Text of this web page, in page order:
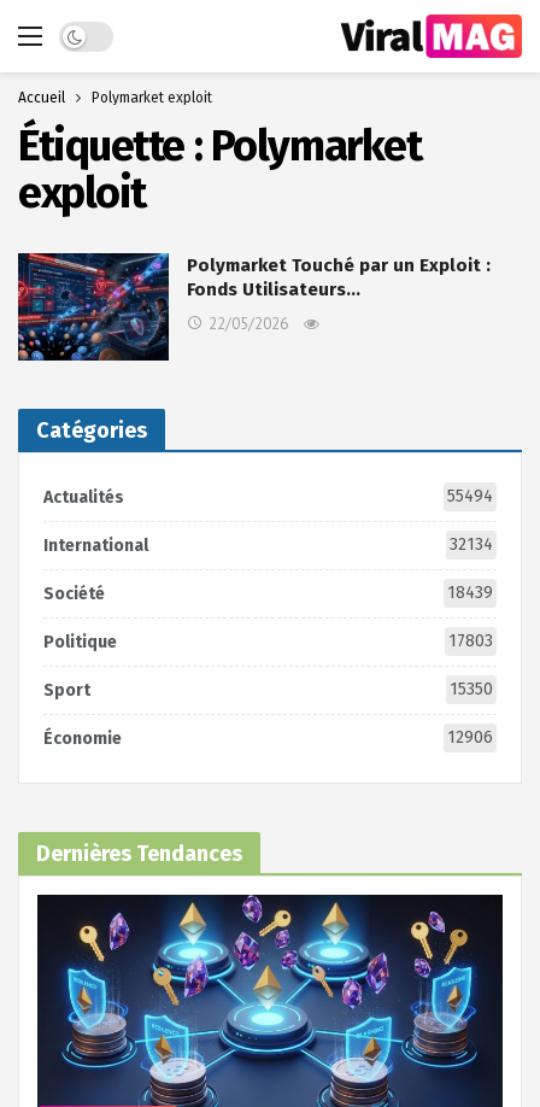
Dark mode
Accueil Polymarket exploit
Étiquette : Polymarket
exploit
Polymarket Touché par un Exploit :
Fonds Utilisateurs…
22/05/2026
Catégories
Actualités 55494
International 32134
Société 18439
Politique 17803
Sport 15350
Économie 12906
Dernières Tendances